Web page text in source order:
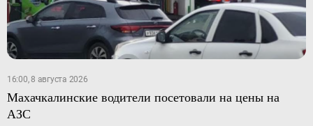
16:00, 8 августа 2026
Махачкалинские водители посетовали на цены на
АЗС